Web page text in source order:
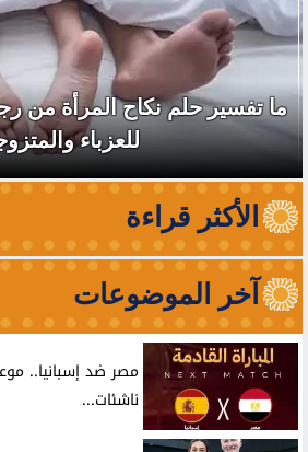
ما تفسير حلم نكاح المرأة من
للعزباء
الأكثر قراءة
آخر الموضوعات
مصر ضد إسبانيا..
ناشئات...